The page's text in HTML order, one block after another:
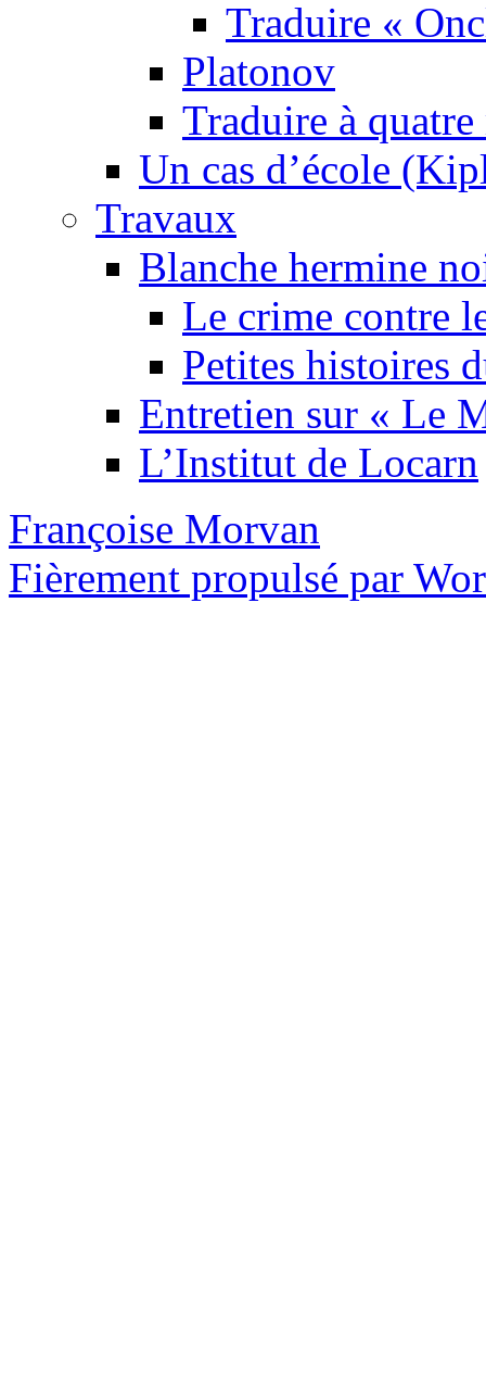
Traduire «
Platonov
Traduire à quatre
Un cas d’école
Travaux
Blanche hermine
Le crime contre
Petites histoires
Entretien sur « Le
L’Institut de Locarn
Françoise Morvan
Fièrement propulsé par